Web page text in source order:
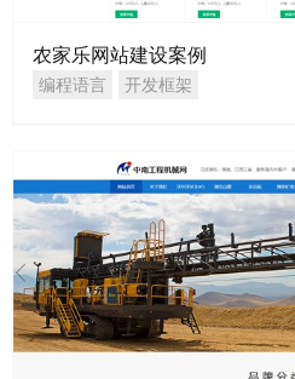
农家乐网站建设案例
编程语言 开发框架